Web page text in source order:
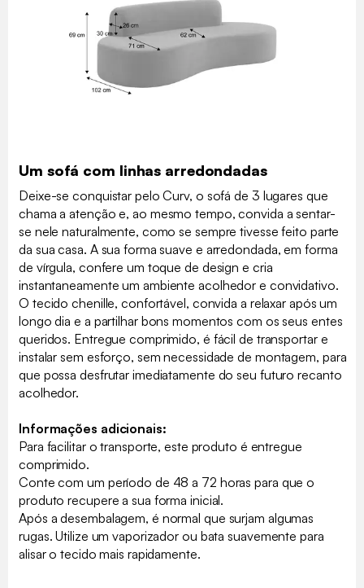
Um sofá com linhas arredondadas
Deixe-se conquistar pelo Curv, o sofá de 3 lugares que
chama a atenção e, ao mesmo tempo, convida a sentar-
se nele naturalmente, como se sempre tivesse feito parte
da sua casa. A sua forma suave e arredondada, em forma
de vírgula, confere um toque de design e cria
instantaneamente um ambiente acolhedor e convidativo.
O tecido chenille, confortável, convida a relaxar após um
longo dia e a partilhar bons momentos com os seus entes
queridos. Entregue comprimido, é fácil de transportar e
instalar sem esforço, sem necessidade de montagem, para
que possa desfrutar imediatamente do seu futuro recanto
acolhedor.
Informações adicionais:
Para facilitar o transporte, este produto é entregue
comprimido.
Conte com um período de 48 a 72 horas para que o
produto recupere a sua forma inicial.
Após a desembalagem, é normal que surjam algumas
rugas. Utilize um vaporizador ou bata suavemente para
alisar o tecido mais rapidamente.